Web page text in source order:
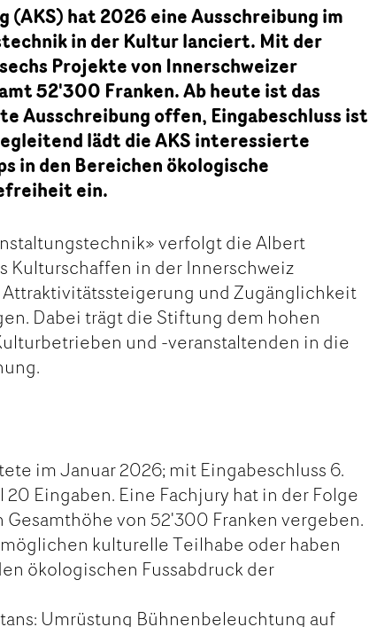
hat 2026 eine Ausschreibung im
in der Kultur lanciert. Mit der
Projekte von Innerschweizer
52'300 Franken. Ab heute ist das
Ausschreibung offen, Eingabeschluss ist
lädt die AKS interessierte
in den Bereichen ökologische
ein.
verfolgt die Albert
Kulturschaffen in der Innerschweiz
Attraktivitätssteigerung und Zugänglichkeit
Dabei trägt die Stiftung dem hohen
und -veranstaltenden in die
im Januar 2026; mit Eingabeschluss 6.
Eingaben. Eine Fachjury hat in der Folge
von 52'300 Franken vergeben.
kulturelle Teilhabe oder haben
ökologischen Fussabdruck der
Umrüstung Bühnenbeleuchtung auf